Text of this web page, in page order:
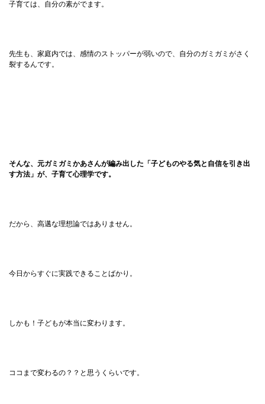
子育ては、自分の素がでます。
先生も、家庭内では、感情のストッパーが弱いので、自分のガミガミがさく
裂するんです。
そんな、元ガミガミかあさんが編み出した「子どものやる気と自信を引き出
す方法」が、子育て心理学です。
だから、高邁な理想論ではありません。
今日からすぐに実践できることばかり。
しかも！子どもが本当に変わります。
ココまで変わるの？？と思うくらいです。